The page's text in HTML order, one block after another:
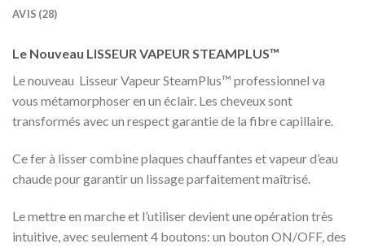
AVIS (28)
Le Nouveau LISSEUR VAPEUR STEAMPLUS™
Le nouveau Lisseur Vapeur SteamPlus™ professionnel va
vous métamorphoser en un éclair. Les cheveux sont
transformés avec un respect garantie de la fibre capillaire.
Ce fer à lisser combine plaques chauffantes et vapeur d’eau
chaude pour garantir un lissage parfaitement maîtrisé.
Le mettre en marche et l’utiliser devient une opération très
intuitive, avec seulement 4 boutons: un bouton ON/OFF, des